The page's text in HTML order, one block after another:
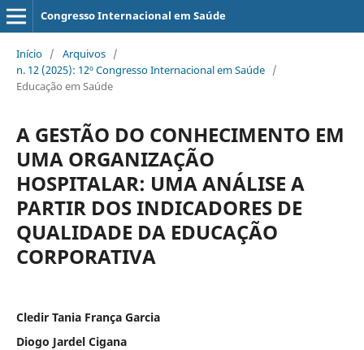
Congresso Internacional em Saúde
Início / Arquivos /
n. 12 (2025): 12º Congresso Internacional em Saúde /
Educação em Saúde
A GESTÃO DO CONHECIMENTO EM
UMA ORGANIZAÇÃO
HOSPITALAR: UMA ANÁLISE A
PARTIR DOS INDICADORES DE
QUALIDADE DA EDUCAÇÃO
CORPORATIVA
Cledir Tania França Garcia
Diogo Jardel Cigana